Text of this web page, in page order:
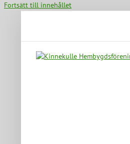
Fortsätt till innehållet